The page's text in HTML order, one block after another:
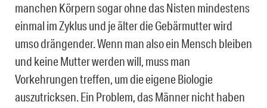
manchen Körpern sogar ohne das Nisten mindestens
einmal im Zyklus und je älter die Gebärmutter wird
umso drängender. Wenn man also ein Mensch bleiben
und keine Mutter werden will, muss man
Vorkehrungen treffen, um die eigene Biologie
auszutricksen. Ein Problem, das Männer nicht haben